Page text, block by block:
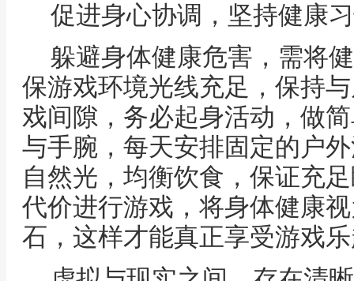
促进身心协调，坚持健康
躲避身体健康危害，需将
保游戏环境光线充足，保持
戏间隙，务必起身活动，做
与手腕，每天安排固定的户
自然光，均衡饮食，保证充
代价进行游戏，将身体健康
石，这样才能真正享受游戏